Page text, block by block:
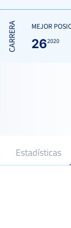
CARRERA MEJOR
262020
Estadísticas